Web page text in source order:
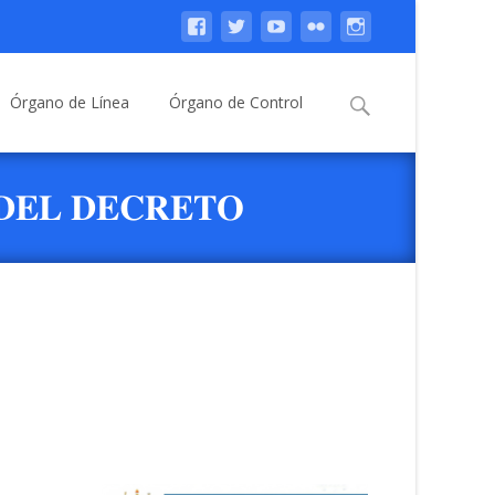
Órgano de Línea Órgano de Control Buscar:
𝐃𝐄𝐂𝐑𝐄𝐓𝐎